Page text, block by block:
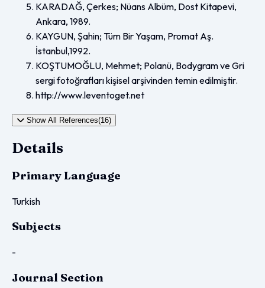
KARADAĞ, Çerkes; Nüans Albüm, Dost Kitapevi,
Ankara, 1989.
KAYGUN, Şahin; Tüm Bir Yaşam, Promat Aş.
İstanbul,1992.
KOŞTUMOĞLU, Mehmet; Polanü, Bodygram ve Gri
sergi fotoğrafları kişisel arşivinden temin edilmiştir.
http://www.leventoget.net
Show All References(16)
Details
Primary Language
Turkish
Subjects
-
Journal Section